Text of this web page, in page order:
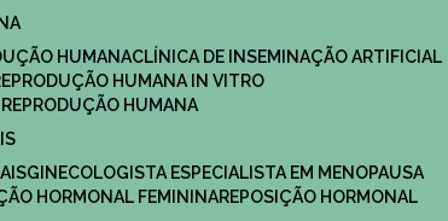
HUMANA
CLÍNICA DE INSEMINAÇÃO ARTIFICIAL
REPRODUÇÃO HUMANA IN VITRO
REPRODUÇÃO HUMANA
GINECOLOGISTA ESPECIALISTA EM MENOPAUSA
HORMONAL FEMININA
REPOSIÇÃO HORMONAL